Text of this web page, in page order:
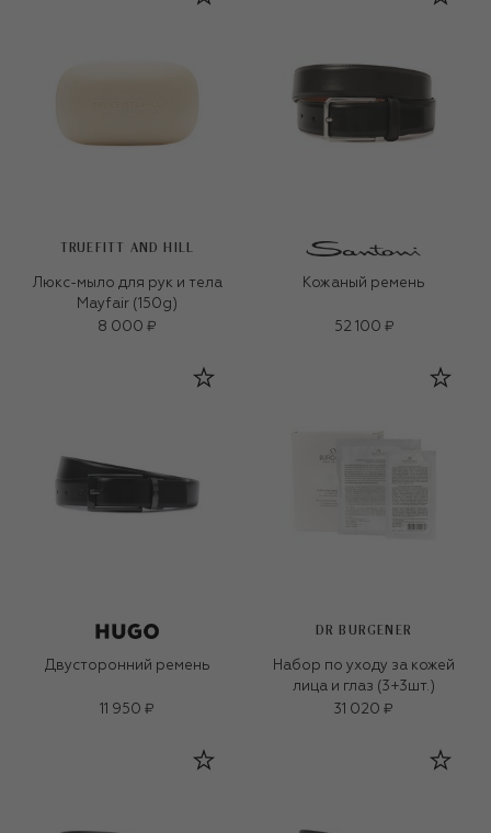
TRUEFITT AND HILL
Люкс-мыло для рук и тела
Mayfair (150g)
8 000 ₽
Кожаный ремень
52 100 ₽
Двусторонний ремень
11 950 ₽
DR BURGENER
Набор по уходу за кожей
лица и глаз (3+3шт.)
31 020 ₽